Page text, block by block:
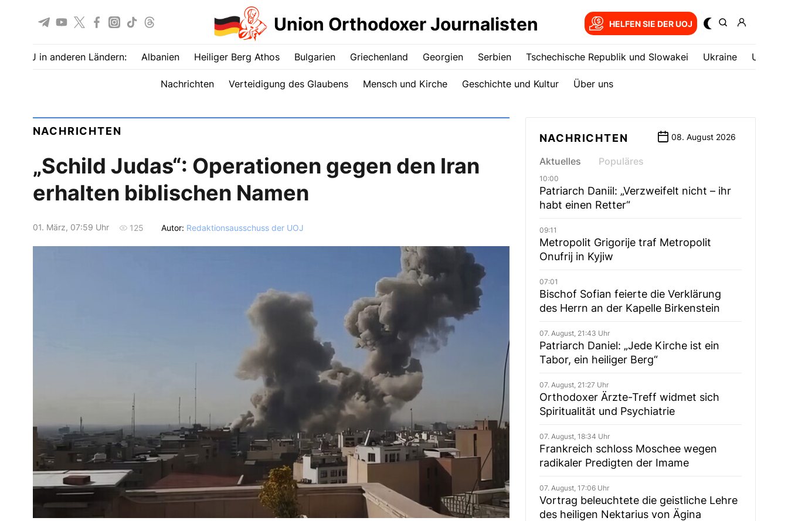
Union Orthodoxer Journalisten HELFEN SIE DER UOJ
UOJ in anderen Ländern: Albanien Heiliger Berg Athos Bulgarien Griechenland Georgien Serbien Tschechische Republik und Slowakei Ukrainе USA
Nachrichten Verteidigung des Glaubens Mensch und Kirche Geschichte und Kultur Über uns
NACHRICHTEN
„Schild Judas“: Operationen gegen den Iran
erhalten biblischen Namen
01. März, 07:59 Uhr 125 Autor: Redaktionsausschuss der UOJ
NACHRICHTEN 08. August 2026
Aktuelles Populäres
10:00
Patriarch Daniil: „Verzweifelt nicht – ihr
habt einen Retter“
09:11
Metropolit Grigorije traf Metropolit
Onufrij in Kyjiw
07:01
Bischof Sofian feierte die Verklärung
des Herrn an der Kapelle Birkenstein
07. August, 21:43 Uhr
Patriarch Daniel: „Jede Kirche ist ein
Tabor, ein heiliger Berg“
07. August, 21:27 Uhr
Orthodoxer Ärzte-Treff widmet sich
Spiritualität und Psychiatrie
07. August, 18:34 Uhr
Frankreich schloss Moschee wegen
radikaler Predigten der Imame
07. August, 17:06 Uhr
Vortrag beleuchtete die geistliche Lehre
des heiligen Nektarius von Ägina